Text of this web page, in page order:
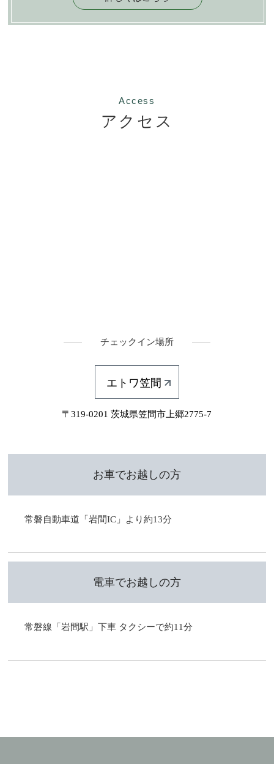
Access
アクセス
チェックイン場所
エトワ笠間
〒319-0201 茨城県笠間市上郷2775-7
お車でお越しの方
常磐自動車道「岩間IC」より約13分
電車でお越しの方
常磐線「岩間駅」下車 タクシーで約11分